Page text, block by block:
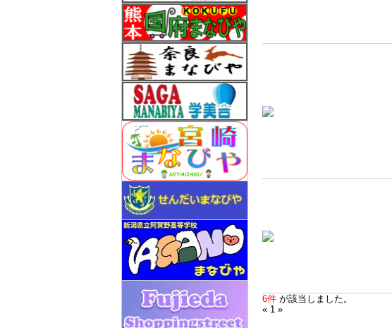
6件 が該当しました。
« 1 »